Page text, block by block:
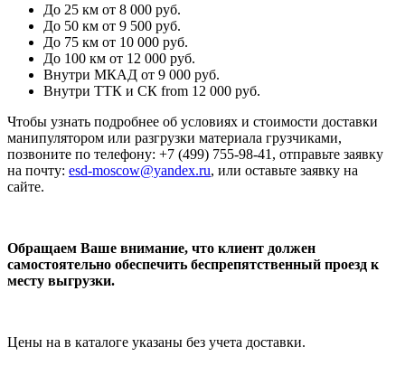
До 25 км от 8 000 руб.
До 50 км от 9 500 руб.
До 75 км от 10 000 руб.
До 100 км от 12 000 руб.
Внутри МКАД от 9 000 руб.
Внутри ТТК и СК from 12 000 руб.
Чтобы узнать подробнее об условиях и стоимости доставки
манипулятором или разгрузки материала грузчиками,
позвоните по телефону: +7 (499) 755-98-41, отправьте заявку
на почту: esd-moscow@yandex.ru, или оставьте заявку на
сайте.
Обращаем Ваше внимание, что клиент должен
самостоятельно обеспечить беспрепятственный проезд к
месту выгрузки.
Цены на в каталоге указаны без учета доставки.